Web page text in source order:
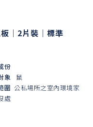
｜2片裝｜標準
份
象
鼠
圍 公私場所之室內環境家
處